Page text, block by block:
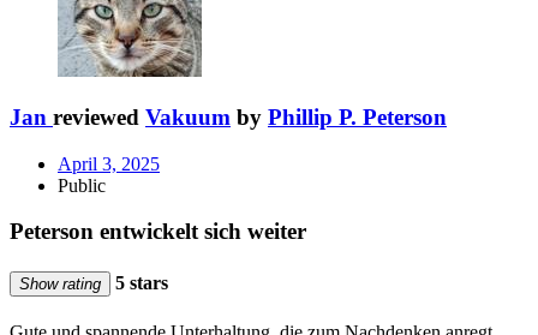
Jan reviewed Vakuum by Phillip P. Peterson
April 3, 2025
Public
Peterson entwickelt sich weiter
Show rating 5 stars